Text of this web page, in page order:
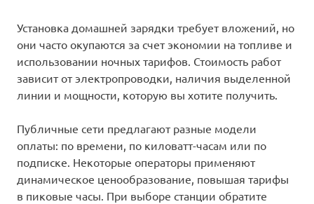
Установка домашней зарядки требует вложений, но
они часто окупаются за счет экономии на топливе и
использовании ночных тарифов. Стоимость работ
зависит от электропроводки, наличия выделенной
линии и мощности, которую вы хотите получить.
Публичные сети предлагают разные модели
оплаты: по времени, по киловатт-часам или по
подписке. Некоторые операторы применяют
динамическое ценообразование, повышая тарифы
в пиковые часы. При выборе станции обратите